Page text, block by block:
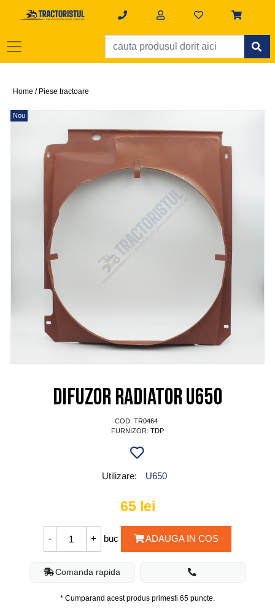
Home / Piese tractoare
Nou
Difuzor radiator U650
COD: TR0464
FURNIZOR: TDP
Utilizare: U650
65 lei
buc ADAUGA IN COS
Comanda rapida
* Cumparand acest produs primesti 65 puncte.